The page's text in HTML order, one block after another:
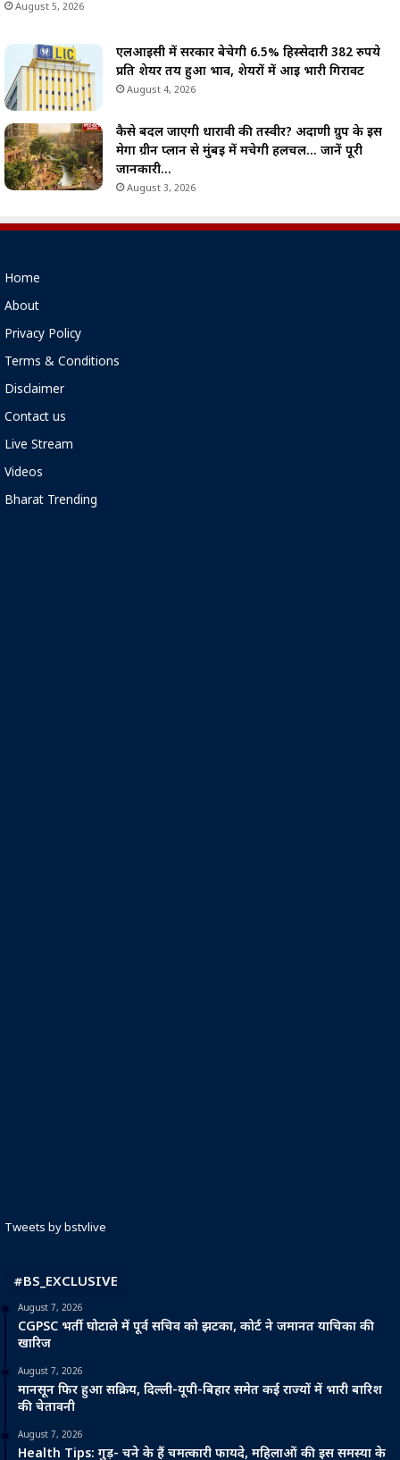
August 5, 2026
एलआईसी में सरकार बेचेगी 6.5% हिस्सेदारी 382 रुपये
प्रति शेयर तय हुआ भाव, शेयरों में आई भारी गिरावट
August 4, 2026
कैसे बदल जाएगी धारावी की तस्वीर? अदाणी ग्रुप के इस
मेगा ग्रीन प्लान से मुंबई में मचेगी हलचल… जानें पूरी
जानकारी…
August 3, 2026
Home
About
Privacy Policy
Terms & Conditions
Disclaimer
Contact us
Live Stream
Videos
Bharat Trending
Tweets by bstvlive
#BS_EXCLUSIVE
August 7, 2026
CGPSC भर्ती घोटाले में पूर्व सचिव को झटका, कोर्ट ने जमानत याचिका की
खारिज
August 7, 2026
मानसून फिर हुआ सक्रिय, दिल्ली-यूपी-बिहार समेत कई राज्यों में भारी बारिश
की चेतावनी
August 7, 2026
Health Tips: गुड़- चने के हैं चमत्कारी फायदे, महिलाओं की इस समस्या के